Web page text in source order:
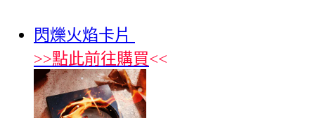
閃爍火焰卡片
>>點此前往購買<<